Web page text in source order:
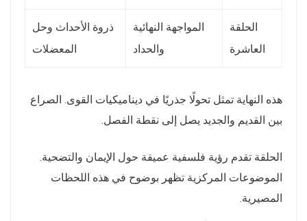
الحلقة
العاشرة
المواجهة النهائية
والحداد
ذروة الأحداث وحل
المعضلات
هذه النهاية تمثل تحولًا جذريًا في ديناميكيات القوى. الصراع
بين القديم والجديد يصل إلى نقطة الفصل.
الحلقة تقدم رؤية فلسفية عميقة حول الإيمان والتضحية.
الموضوعات المركزية تظهر بوضوح في هذه اللحظات
المصيرية.